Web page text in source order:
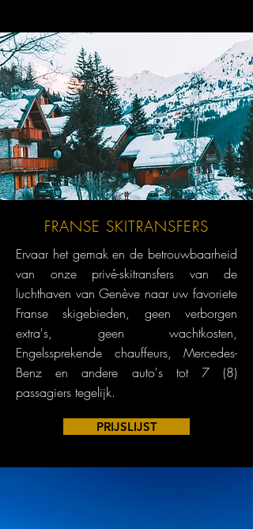
FRANSE SKITRANSFERS
Ervaar het gemak en de betrouwbaarheid
van onze privé-skitransfers van de
luchthaven van Genève naar uw favoriete
Franse skigebieden, geen verborgen
extra's, geen wachtkosten,
Engelssprekende chauffeurs, Mercedes-
Benz en andere auto's tot 7 (8)
passagiers tegelijk.
PRIJSLIJST